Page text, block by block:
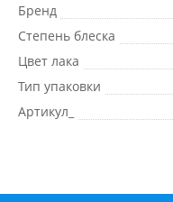
Бренд
Степень блеска
Цвет лака
Тип упаковки
Артикул_